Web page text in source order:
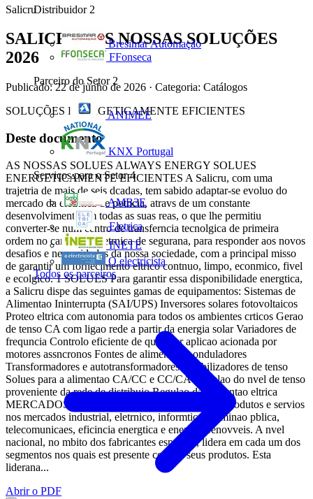
Distribuidor 2
Bresimar Automação
FFonseca
Parceiro do Setor 2
ANIMEE
KNX Portugal
Serviços para o Setor 4
AMB3E
Eletrica
INETE
O electricista
Todos os parceiros
Salicru
SALICRU - AS NOSSAS SOLUÇÕES
2026
Publicado: 22 de junho de 2026 · Categoria: Catálogos
SOLUÇÕES ENERGETICAMENTE EFICIENTES
Deste documento
AS NOSSAS SOLUES ALWAYS ENERGY SOLUES
ENERGETICAMENTE EFICIENTES A Salicru, com uma
trajetria de mais de seis dcadas, tem sabido adaptar-se evoluo do
mercado da eletrnica de potncia, atravs de um constante
desenvolvimento em todas as suas reas, o que lhe permitiu
converter-se num centro de transferncia tecnolgica de primeira
ordem no campo da eletrnica de segurana, para responder aos novos
desafios e necessidades da nossa sociedade, com a principal misso
de garantir um fornecimento eltrico contnuo, limpo, econmico, fivel
e ecolgico. 1 SOLUES Para garantir essa disponibilidade energtica,
a Salicru dispe das seguintes gamas de equipamentos: Sistemas de
Alimentao Ininterrupta (SAI/UPS) Inversores solares fotovoltaicos
Proteo eltrica com autonomia para todos os ambientes crticos Gerao
de tenso CA com ligao rede a partir da energia solar Variadores de
frequncia Controlo eficiente de qualquer aplicao acionada por
motores assncronos Fontes de alimentao e onduladores
Transformadores e autotransformadores Estabilizadores de tenso
Solues para a alimentao CA/CC e CC/CA Regulao do nvel de tenso
proveniente da rede de distribuio Regulao da alimentao eltrica
MERCADOS A Salicru est presente com os seus produtos e servios
nos mercados industrial, eletrnico, informtico, iluminao pblica,
telecomunicaes, eficincia energtica e energias renovveis. A nvel
nacional, no mbito dos fabricantes espanhis, lidera em cada um dos
segmentos nos quais est presente com os seus produtos. Esta
liderana...
Abrir o PDF